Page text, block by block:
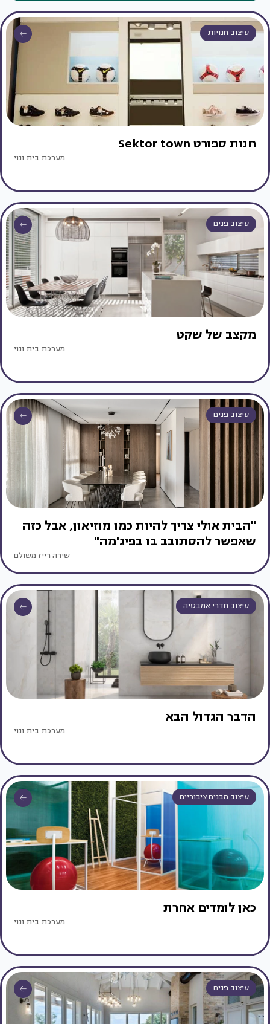
עיצוב חנויות
חנות ספורט Sektor town
מערכת בית ונוי
עיצוב פנים
מקצב של שקט
מערכת בית ונוי
עיצוב פנים
"הבית אולי צריך להיות כמו מוזיאון, אבל כזה
שאפשר להסתובב בו בפיג'מה"
שירה רייז משולם
עיצוב חדרי אמבטיה
הדבר הגדול הבא
מערכת בית ונוי
עיצוב מבנים ציבוריים
כאן לומדים אחרת
מערכת בית ונוי
עיצוב פנים